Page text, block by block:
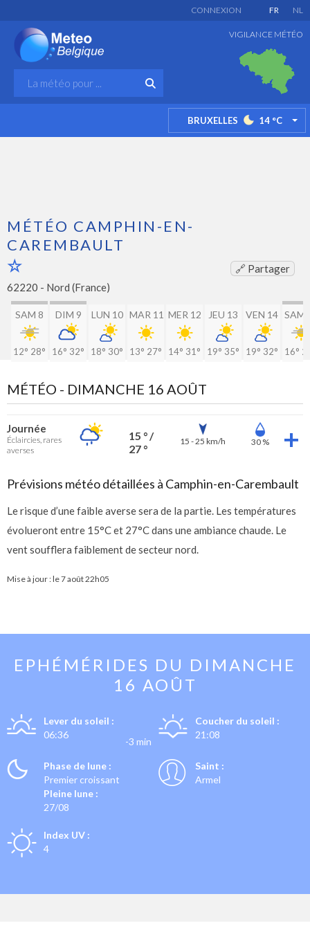
FR NL
CONNEXION
VIGILANCE MÉTÉO
BRUXELLES 14 °C
MÉTÉO CAMPHIN-EN-
CAREMBAULT
🔗 Partager
62220 - Nord (France)
SAM 8
12° 28°
DIM 9
16° 32°
LUN 10
18° 30°
MAR 11
13° 27°
MER 12
14° 31°
JEU 13
19° 35°
VEN 14
19° 32°
SAM
16°
MÉTÉO - DIMANCHE 16 AOÛT
Journée
Éclaircies, rares
averses
15 ° /
27 °
15 - 25 km/h 30 %
Prévisions météo détaillées à Camphin-en-Carembault
Le risque d’une faible averse sera de la partie. Les températures
évolueront entre 15°C et 27°C dans une ambiance chaude. Le
vent soufflera faiblement de secteur nord.
Mise à jour : le7 août 22h05
EPHÉMÉRIDES DU DIMANCHE
16 AOÛT
Lever du soleil :
06:36
-3 min
Coucher du soleil :
21:08
Phase de lune :
Premier croissant
Pleine lune :
27/08
Saint :
Armel
Index UV :
4